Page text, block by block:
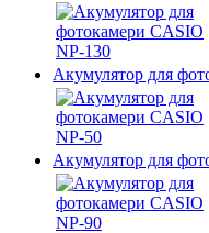
Акумулятор для
Акумулятор для